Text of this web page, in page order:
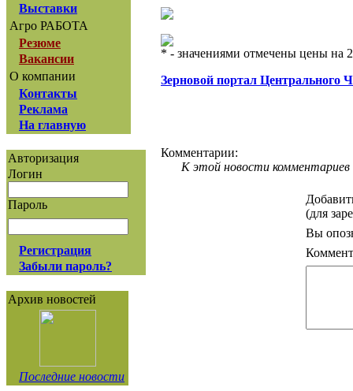
Выставки
Агро РАБОТА
Резюме
Вакансии
О компании
Контакты
Реклама
На главную
Авторизация
Логин
Пароль
Регистрация
Забыли пароль?
Архив новостей
Последние новости
* - значениями отмечены цены на
Зерновой портал Центрального
Комментарии:
К этой новости комментариев
(для
Вы